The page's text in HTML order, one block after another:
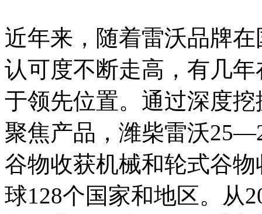
近年来，随着雷沃品牌
认可度不断走高，有几
于领先位置。通过深度
聚焦产品，潍柴雷沃
谷物收获机械和轮式谷
球128个国家和地区。从